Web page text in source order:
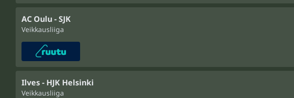
AC Oulu - SJK
Veikkausliiga
Ilves - HJK Helsinki
Veikkausliiga